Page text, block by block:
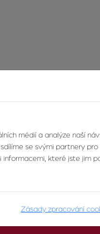
médií a analýze naší
se svými partnery pro
které jste jim
Zásady zpracování